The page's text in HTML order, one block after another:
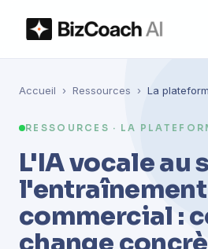
Accueil › Ressources › La
RESSOURCES · LA
L'IA vocale au
l'entraînement
commercial :
change